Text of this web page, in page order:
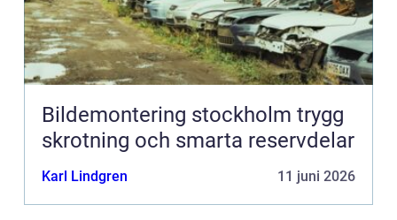
Bildemontering stockholm trygg
skrotning och smarta reservdelar
Karl Lindgren 11 juni 2026